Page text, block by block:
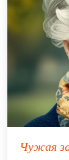
Чужая